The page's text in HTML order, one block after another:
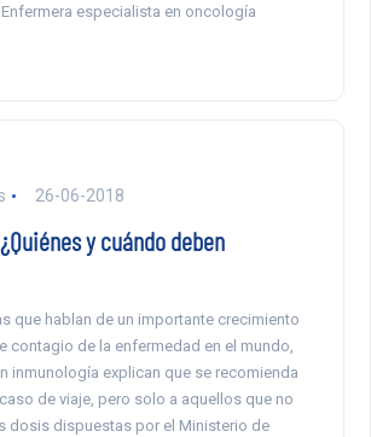
Enfermera especialista en oncología
26-06-2018
y cuándo deben
que hablan de un importante crecimiento
contagio de la enfermedad en el mundo,
inmunología explican que se recomienda
de viaje, pero solo a aquellos que no
dosis dispuestas por el Ministerio de